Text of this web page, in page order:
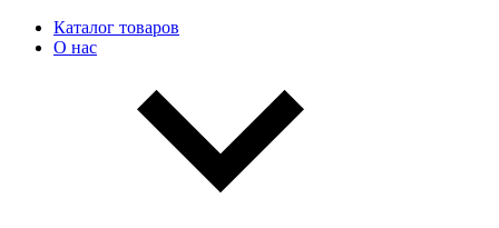
Каталог товаров
О нас